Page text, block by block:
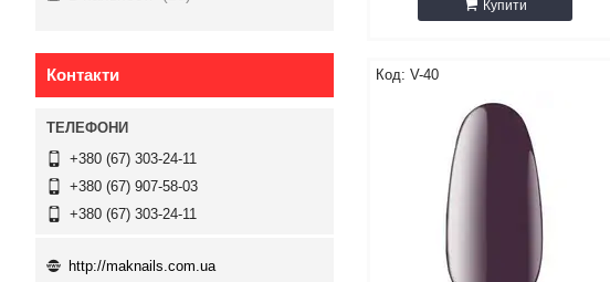
Купити
V-40
Контакти
+380 (67) 303-24-11
+380 (67) 907-58-03
+380 (67) 303-24-11
http://maknails.com.ua